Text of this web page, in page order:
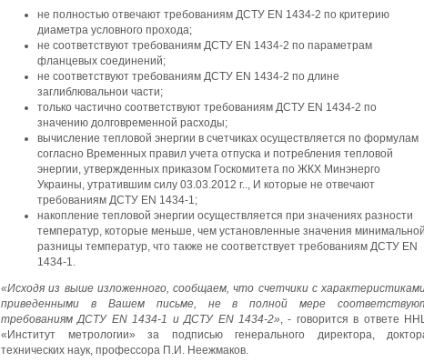
не полностью отвечают требованиям ДСТУ EN 1434-2 по критерию
диаметра условного прохода;
не соответствуют требованиям ДСТУ EN 1434-2 по параметрам
фланцевых соединений;
не соответствуют требованиям ДСТУ EN 1434-2 по длине
заглиблювальнои части;
только частично соответствуют требованиям ДСТУ EN 1434-2 по
значению долговременной расходы;
вычисление тепловой энергии в счетчиках осуществляется по формулам
согласно Временных правил учета отпуска и потребления тепловой
энергии, утвержденных приказом Госкомитета по ЖКХ Минэнерго
Украины, утратившим силу 03.03.2012 г.., И которые не отвечают
требованиям ДСТУ EN 1434-1;
накопление тепловой энергии осуществляется при значениях разности
температур, которые меньше, чем установленные значения минимальной
разницы температур, что также не соответствует требованиям ДСТУ EN
1434-1.
«Исходя из выше изложенного, сообщаем, что счетчики с
приведенными в Вашем письме, не в полной мере
требованиям ДСТУ EN 1434-1 и ДСТУ EN 1434-2», - говорится в ответе
«Институт метрологии» за подписью генерального директора,
технических наук, профессора П.И. Неежмаков.